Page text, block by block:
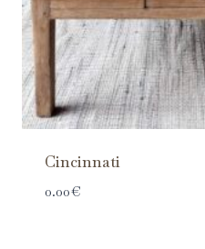
Cincinnati
0.00€